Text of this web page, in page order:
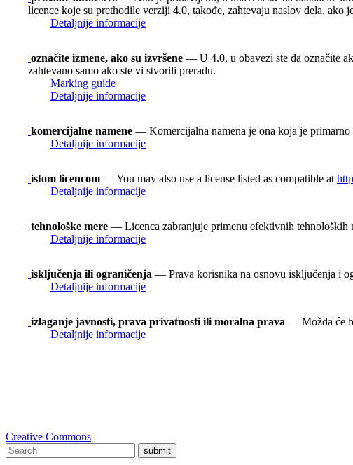
licence koje su prethodile verziji 4.0, takođe, zahtevaju naslov dela, ako
Detaljnije informacije
označite izmene, ako su izvršene — U 4.0, u obavezi ste da označite
zahtevano samo ako ste vi stvorili preradu.
Marking guide
Detaljnije informacije
komercijalne namene — Komercijalna namena je ona koja je
Detaljnije informacije
istom licencom — You may also use a license listed as compatible at
Detaljnije informacije
tehnološke mere — Licenca zabranjuje primenu efektivnih tehnoloških
Detaljnije informacije
isključenja ili ograničenja — Prava korisnika na osnovu isključenja i
Detaljnije informacije
izlaganje javnosti, prava privatnosti ili moralna prava — Možda će
Detaljnije informacije
Creative Commons
submit